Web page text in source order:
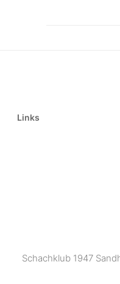
Links
Schachklub 1947